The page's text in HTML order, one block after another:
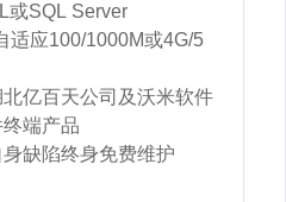
或SQL Server
适应100/1000M或4G/5
亿百天公司及沃米软件
端产品
缺陷终身免费维护